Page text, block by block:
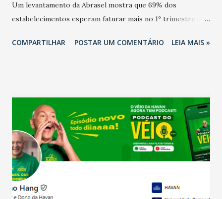
Um levantamento da Abrasel mostra que 69% dos
estabelecimentos esperam faturar mais no 1º trimestre de
relação ao último trimestre deste ano, 56% também
confraternizações de fim de ano e pelo pagamento do 13º
Salário para um número maior de trabalhadores, já que o
país tem a menor taxa de desemprego dos anos recentes.
Ainda segundo a Pesquisa, em novembro de 2025, 40% dos
bares e restaurantes operaram com lucro e outros 40%
registraram equilíbrio financeiro. Já o percentual de
estabelecimentos no prejuízo ficou em 19%, pouco abaixo
COMPARTILHAR POSTAR UM COMENTÁRIO LEIA MAIS »